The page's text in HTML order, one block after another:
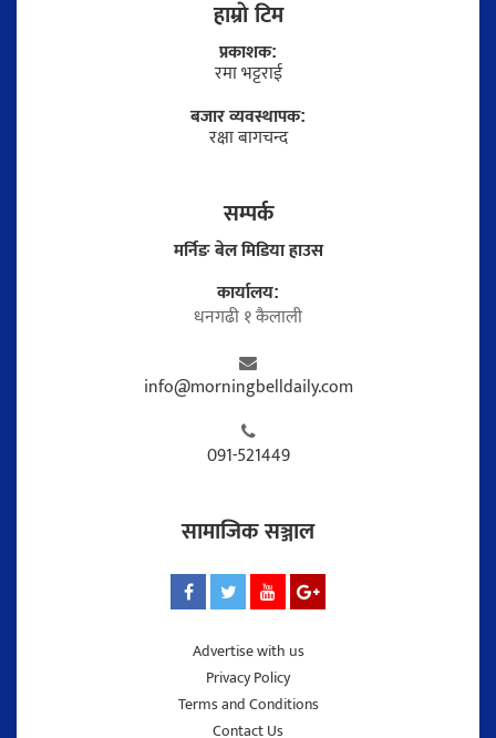
हाम्राे टिम
प्रकाशक:
रमा भट्टराई
बजार व्यवस्थापक:
रक्षा बागचन्द
सम्पर्क
मर्निङ बेल मिडिया हाउस
कार्यालय:
धनगढी १ कैलाली
info@morningbelldaily.com
091-521449
सामाजिक सञ्जाल
Advertise with us
Privacy Policy
Terms and Conditions
Contact Us